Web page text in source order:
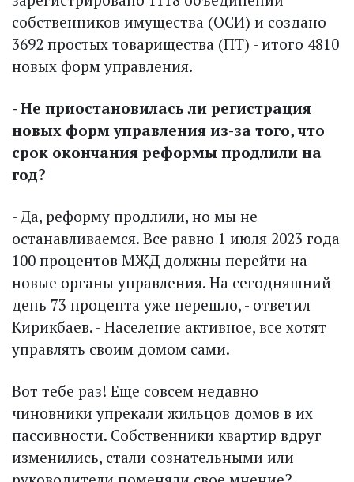
собственников имущества (ОСИ) и создано
3692 простых товарищества (ПТ) - итого 4810
новых форм управления.
- Не приостановилась ли регистрация
новых форм управления из-за того, что
срок окончания реформы продлили на
год?
- Да, реформу продлили, но мы не
останавливаемся. Все равно 1 июля 2023 года
100 процентов МЖД должны перейти на
новые органы управления. На сегодняшний
день 73 процента уже перешло, - ответил
Кирикбаев. - Население активное, все хотят
управлять своим домом сами.
Вот тебе раз! Еще совсем недавно
чиновники упрекали жильцов домов в их
пассивности. Собственники квартир вдруг
изменились, стали сознательными или